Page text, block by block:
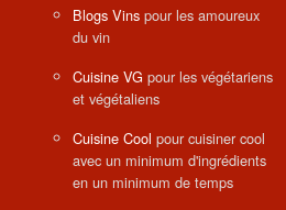
Blogs Vins pour les amoureux
du vin
Cuisine VG pour les végétariens
et végétaliens
Cuisine Cool pour cuisiner cool
avec un minimum d'ingrédients
en un minimum de temps